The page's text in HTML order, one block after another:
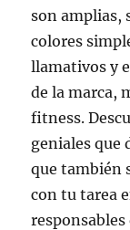
son amplias,
colores
llamativos y
de la marca,
fitness.
geniales que
que también
con tu tarea